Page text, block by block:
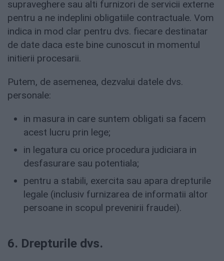
supraveghere sau alti furnizori de servicii externe
pentru a ne indeplini obligatiile contractuale. Vom
indica in mod clar pentru dvs. fiecare destinatar
de date daca este bine cunoscut in momentul
initierii procesarii.
Putem, de asemenea, dezvalui datele dvs.
personale:
in masura in care suntem obligati sa facem
acest lucru prin lege;
in legatura cu orice procedura judiciara in
desfasurare sau potentiala;
pentru a stabili, exercita sau apara drepturile
legale (inclusiv furnizarea de informatii altor
persoane in scopul prevenirii fraudei).
6. Drepturile dvs.